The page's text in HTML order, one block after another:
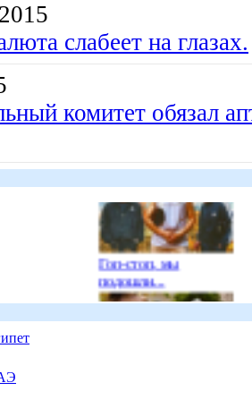
слабеет на глазах.
комитет обязал
Гоп-стоп, мы
подошли...